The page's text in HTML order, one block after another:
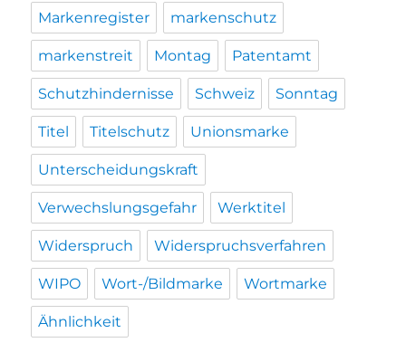
Markenregister markenschutz
markenstreit Montag Patentamt
Schutzhindernisse Schweiz Sonntag
Titel Titelschutz Unionsmarke
Unterscheidungskraft
Verwechslungsgefahr Werktitel
Widerspruch Widerspruchsverfahren
WIPO Wort-/Bildmarke Wortmarke
Ähnlichkeit